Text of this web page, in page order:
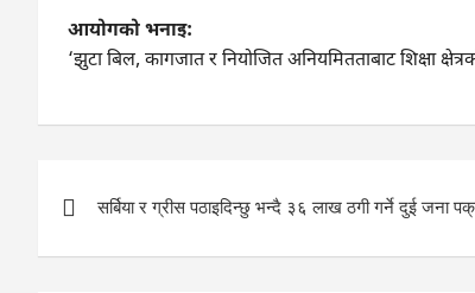
आयोगको भनाइ:
‘झुटा बिल, कागजात र नियोजित अनियमितताबाट शिक्षा
navigation
सर्बिया र ग्रीस पठाइदिन्छु भन्दै ३६ लाख ठगी गर्ने दुई जना